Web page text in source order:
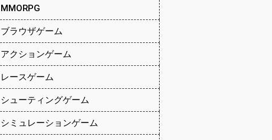
MMORPG
ブラウザゲーム
アクションゲーム
レースゲーム
シューティングゲーム
シミュレーションゲーム